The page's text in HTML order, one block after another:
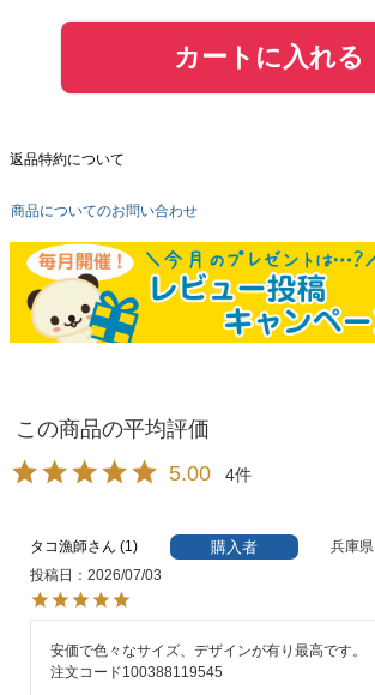
カートに入れる
返品特約について
商品についてのお問い合わせ
5.00 4
タコ漁師 1 購入者 兵庫県
投稿日
2026/07/03
安価で色々なサイズ、デザインが有り最高です。
注文コード100388119545